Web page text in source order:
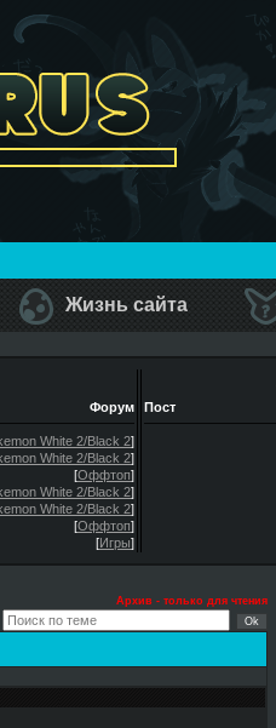
Жизнь сайта
Форум
White 2/Black 2]
White 2/Black 2]
[Оффтоп]
White 2/Black 2]
White 2/Black 2]
[Оффтоп]
[Игры]
Пост
Архив - только для чтения